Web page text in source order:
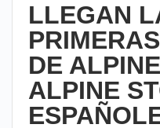
LLEGAN
DE
ALPINE